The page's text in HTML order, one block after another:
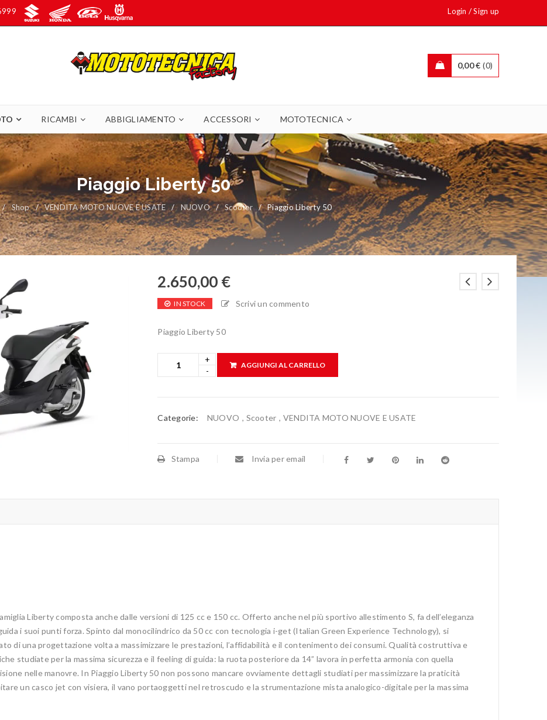
Login /Sign up
0,00€ 0
RICAMBI ABBIGLIAMENTO ACCESSORI MOTOTECNICA
Piaggio Liberty 50
/ Shop / VENDITA MOTO NUOVE E USATE / NUOVO / Scooter / Piaggio Liberty 50
2.650,00 €
IN STOCK Scrivi un commento
Piaggio Liberty 50
AGGIUNGI AL CARRELLO
Categorie: NUOVO , Scooter , VENDITA MOTO NUOVE E USATE
Stampa Invia per email
Liberty composta anche dalle versioni di 125 cc e 150 cc. Offerto anche nel più sportivo allestimento S, fa dell’eleganza
i suoi punti forza. Spinto dal monocilindrico da 50 cc con tecnologia i-get (Italian Green Experience Technology), si
di una progettazione volta a massimizzare le prestazioni, l’affidabilità e il contenimento dei consumi. Qualità costruttiva e
studiate per la massima sicurezza e il feeling di guida: la ruota posteriore da 14” lavora in perfetta armonia con quella
nelle manovre. In Piaggio Liberty 50 non possono mancare ovviamente dettagli studiati per massimizzare la praticità
un casco jet con visiera, il vano portaoggetti nel retroscudo e la strumentazione mista analogico-digitale per la massima